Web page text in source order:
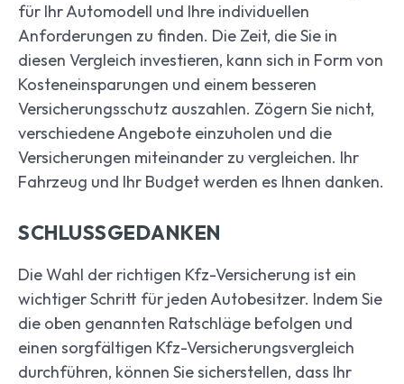
für Ihr Automodell und Ihre individuellen
Anforderungen zu finden. Die Zeit, die Sie in
diesen Vergleich investieren, kann sich in Form von
Kosteneinsparungen und einem besseren
Versicherungsschutz auszahlen. Zögern Sie nicht,
verschiedene Angebote einzuholen und die
Versicherungen miteinander zu vergleichen. Ihr
Fahrzeug und Ihr Budget werden es Ihnen danken.
SCHLUSSGEDANKEN
Die Wahl der richtigen Kfz-Versicherung ist ein
wichtiger Schritt für jeden Autobesitzer. Indem Sie
die oben genannten Ratschläge befolgen und
einen sorgfältigen Kfz-Versicherungsvergleich
durchführen, können Sie sicherstellen, dass Ihr